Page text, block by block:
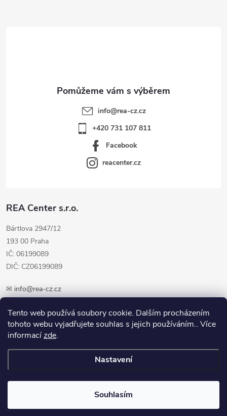
Tento web používá soubory cookie. Dalším procházením
tohoto webu vyjadřujete souhlas s jejich používáním.. Více
informacízde.
Nastavení
Souhlasím
REA Center s.r.o.
Bártlova 2947/12
193 00 Praha
IČ: 06199089
DIČ: CZ06199089
✉ info@rea-cz.cz
info@rea-cz.cz
+420 731 107 811
Facebook
reacenter.cz
Copyright 2026
cookies